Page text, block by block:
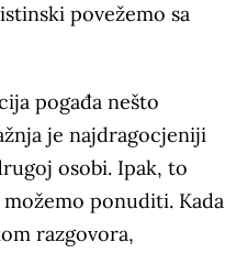
povežemo sa
pogađa nešto
je najdragocjeniji
osobi. Ipak, to
ponuditi. Kada
razgovora,